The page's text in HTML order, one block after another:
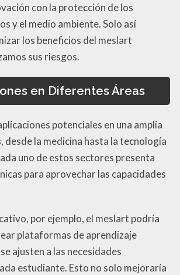
con la protección de los
y el medio ambiente. Solo así
los beneficios del meslart
sus riesgos.
en Diferentes Áreas
potenciales en una amplia
desde la medicina hasta la tecnología
uno de estos sectores presenta
para aprovechar las capacidades
por ejemplo, el meslart podría
plataformas de aprendizaje
ajusten a las necesidades
estudiante. Esto no solo mejoraría